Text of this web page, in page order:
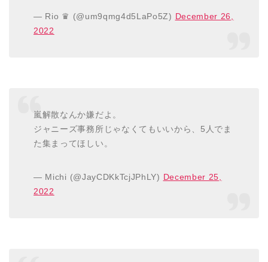
— Rio ♛ (@um9qmg4d5LaPo5Z) December 26,
2022
嵐解散なんか嫌だよ。
ジャニーズ事務所じゃなくてもいいから、5人でま
た集まってほしい。
— Michi (@JayCDKkTcjJPhLY) December 25,
2022